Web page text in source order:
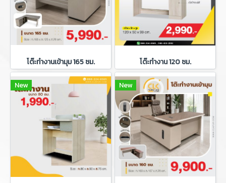
โต๊ะทำงานเข้ามุม 165 ซม. โต๊ะทำงาน 120 ซม.
New New